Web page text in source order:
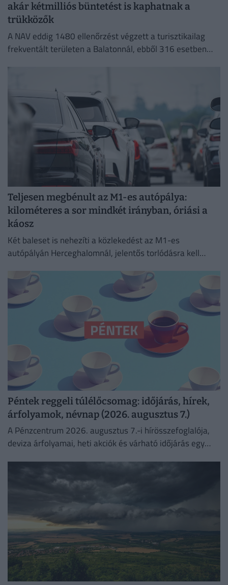
akár kétmilliós büntetést is kaphatnak a
trükközők
A NAV eddig 1480 ellenőrzést végzett a turisztikailag
frekventált területen a Balatonnál, ebből 316 esetben
Teljesen megbénult az M1-es autópálya:
kilométeres a sor mindkét irányban, óriási a
káosz
Két baleset is nehezíti a közlekedést az M1-es
autópályán Herceghalomnál, jelentős torlódásra kell
Péntek reggeli túlélőcsomag: időjárás, hírek,
árfolyamok, névnap (2026. augusztus 7.)
A Pénzcentrum 2026. augusztus 7.-i hírösszefoglalója,
deviza árfolyamai, heti akciók és várható időjárás egy